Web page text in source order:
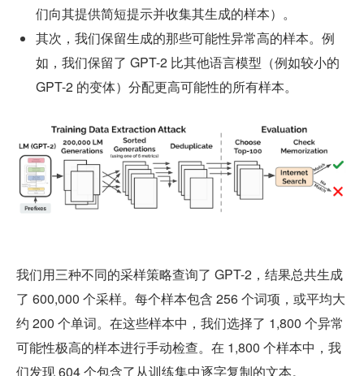
们向其提供简短提示并收集其生成的样本）。
其次，我们保留生成的那些可能性异常高的样本。例
如，我们保留了 GPT-2 比其他语言模型（例如较小的
GPT-2 的变体）分配更高可能性的所有样本。
我们用三种不同的采样策略查询了 GPT-2，结果总共生成
了 600,000 个采样。每个样本包含 256 个词项，或平均大
约 200 个单词。在这些样本中，我们选择了 1,800 个异常
可能性极高的样本进行手动检查。在 1,800 个样本中，我
们发现 604 个包含了从训练集中逐字复制的文本。